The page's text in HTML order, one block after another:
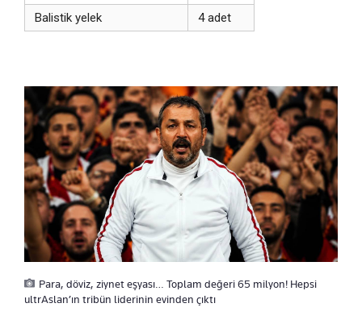
Balistik yelek
4 adet
Para, döviz, ziynet eşyası… Toplam değeri 65 milyon! Hepsi
ultrAslan’ın tribün liderinin evinden çıktı